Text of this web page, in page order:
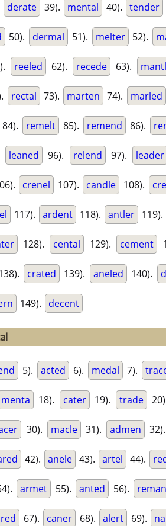
derate 39). mental 40). tender
50). dermal 51). melter 52).
reeled 62). recede 63).
rectal 73). marten 74). marled
84). remelt 85). remend 86).
leaned 96). relend 97). leader
crenel 107). candle 108).
117). ardent 118). antler 119).
128). cental 129). cement
crated 139). aneled 140).
149). decent
5). acted 6). medal 7).
menta 18). cater 19). trade
30). macle 31). admen 32).
42). anele 43). artel 44).
armet 55). anted 56). reman
67). caner 68). alert 69).